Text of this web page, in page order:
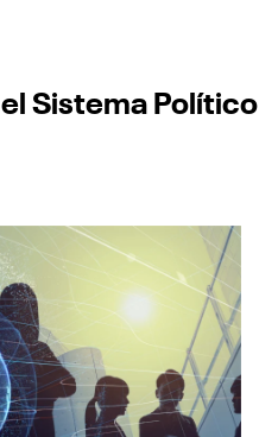
Sistema Político